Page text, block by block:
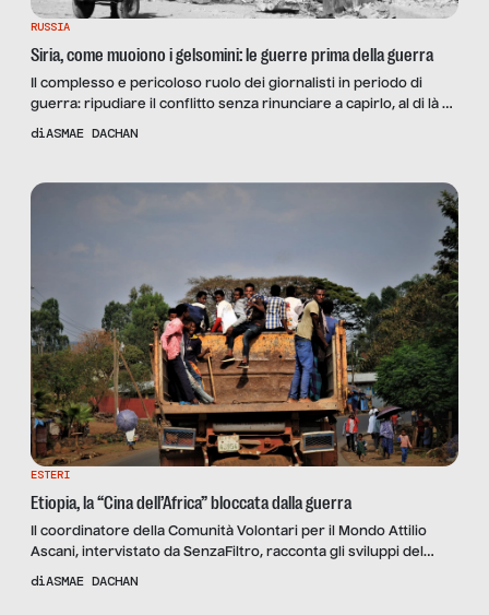
RUSSIA
Siria, come muoiono i gelsomini: le guerre prima della guerra
Il complesso e pericoloso ruolo dei giornalisti in periodo di
guerra: ripudiare il conflitto senza rinunciare a capirlo, al di là di
ogni manicheismo. E nessuna esperienza è traumatica e
diASMAE DACHAN
ESTERI
Etiopia, la “Cina dell’Africa” bloccata dalla guerra
Il coordinatore della Comunità Volontari per il Mondo Attilio
Ascani, intervistato da SenzaFiltro, racconta gli sviluppi del
conflitto etiope: “La guerra consuma ambiente, risorse ed
diASMAE DACHAN